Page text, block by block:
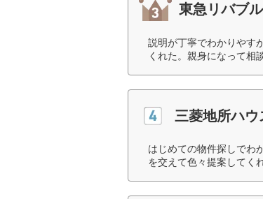
東急リバブル
説明が丁寧でわかりやす
くれた。親身になって相
三菱地所ハウ
はじめての物件探しでわ
を交えて色々提案してく